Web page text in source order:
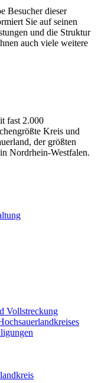
Besucher dieser
Sie auf seinen
und die Struktur
auch viele weitere
fast 2.000
Kreis und
der größten
Nordrhein-Westfalen.
Vollstreckung